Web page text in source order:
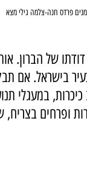
פרדס חנה-צלמה גילי מצא
של הברון.
בישראל. אם
במעגלי
ופרחים